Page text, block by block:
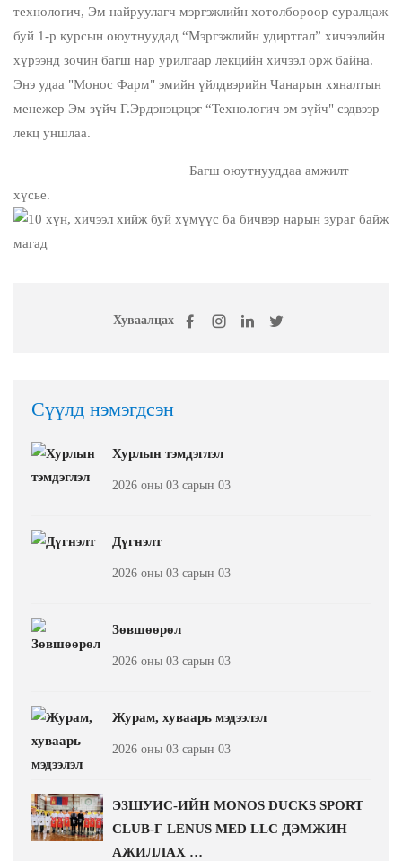
технологич, Эм найруулагч мэргэжлийн хөтөлбөрөөр суралцаж
буй 1-р курсын оюутнуудад “Мэргэжлийн удиртгал” хичээлийн
хүрээнд зочин багш нар урилгаар лекцийн хичээл орж байна.
Энэ удаа "Монос Фарм" эмийн үйлдвэрийн Чанарын хяналтын
менежер Эм зүйч Г.Эрдэнэцэцэг “Технологич эм зүйч" сэдвээр
лекц уншлаа.
Багш оюутнууддаа амжилт
хүсье.
Хуваалцах
Сүүлд нэмэгдсэн
Хурлын тэмдэглэл
2026 оны 03 сарын 03
Дүгнэлт
2026 оны 03 сарын 03
Зөвшөөрөл
2026 оны 03 сарын 03
Журам, хуваарь мэдээлэл
2026 оны 03 сарын 03
ЭЗШУИС-ИЙН MONOS DUCKS SPORT
CLUB-Г LENUS MED LLC ДЭМЖИН
АЖИЛЛАХ …